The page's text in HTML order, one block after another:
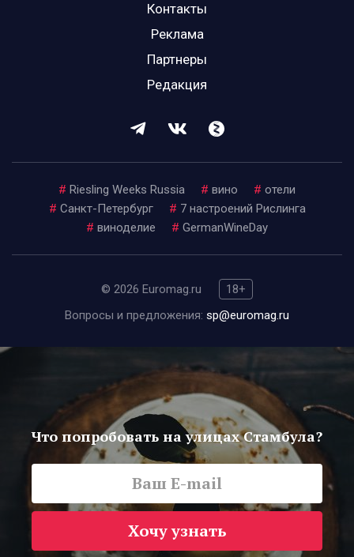
Контакты
Реклама
Партнеры
Редакция
# Riesling Weeks Russia # вино # отели
# Санкт-Петербург # 7 настроений Рислинга
# виноделие # GermanWineDay
© 2026 Euromag.ru
18+
Вопросы и предложения: sp@euromag.ru
Что попробовать на улицах Стамбула?
Хочу узнать